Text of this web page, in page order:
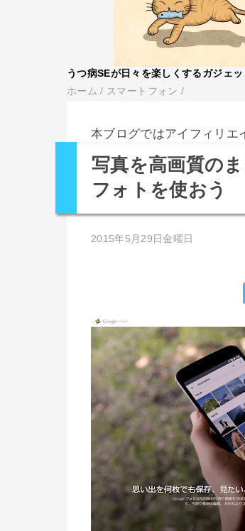
うつ病SEが日々を楽しくするガジェ
ホーム / スマートフォン /
本ブログではアイフィリエ
写真を高画質の
フォトを使おう
2015年5月29日金曜日